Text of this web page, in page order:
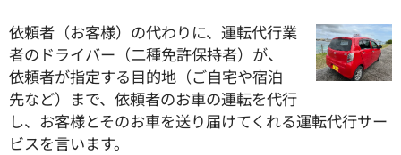
依頼者（お客様）の代わりに、運転代行業
者のドライバー（二種免許保持者）が、
依頼者が指定する目的地（ご自宅や宿泊
先など）まで、依頼者のお車の運転を代行
し、お客様とそのお車を送り届けてくれる運転代行サー
ビスを言います。